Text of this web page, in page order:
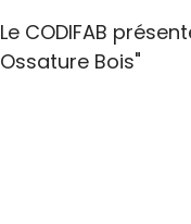
Le CODIFAB
Ossature Bois"